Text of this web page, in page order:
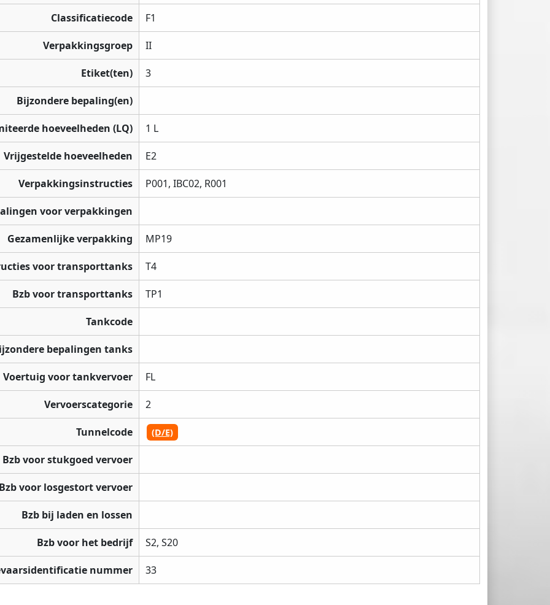
Classificatiecode F1
Verpakkingsgroep II
Etiket(ten) 3
Bijzondere bepaling(en)
hoeveelheden (LQ) 1 L
Vrijgestelde hoeveelheden E2
Verpakkingsinstructies P001, IBC02, R001
voor verpakkingen
Gezamenlijke verpakking MP19
voor transporttanks T4
Bzb voor transporttanks TP1
Tankcode
bepalingen tanks
Voertuig voor tankvervoer FL
Vervoerscategorie 2
Tunnelcode (D/E)
Bzb voor stukgoed vervoer
voor losgestort vervoer
Bzb bij laden en lossen
Bzb voor het bedrijf S2, S20
nummer 33